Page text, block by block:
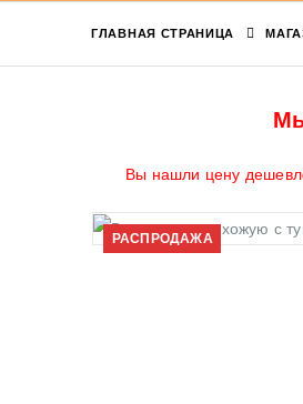
ГЛАВНАЯ СТРАНИЦА
Вы нашли цену
РАСПРОДАЖА